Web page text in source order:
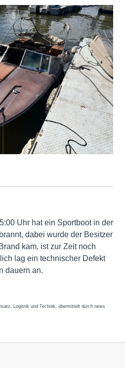
Uhr hat ein Sportboot in der
dabei wurde der Besitzer
kam, ist zur Zeit noch
lag ein technischer Defekt
dauern an.
Logistik und Technik, übermittelt durch news